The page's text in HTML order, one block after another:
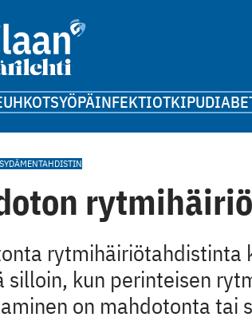
SYÖPÄINFEKTIOTKIPU
SYDÄMENTAHDISTIN
rytmihäiriötahdistinta
silloin, kun perinteisen
on mahdotonta tai